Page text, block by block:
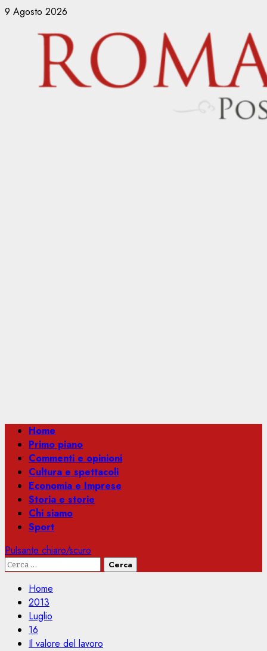
Vai
contenuto
9 Agosto 2026
Menu
principale
Home
Primo piano
Commenti e opinioni
Cultura e spettacoli
Economia e Imprese
Storia e storie
Chi siamo
Sport
Pulsante chiaro/scuro
Ricerca
Home
2013
Luglio
16
Il valore del lavoro